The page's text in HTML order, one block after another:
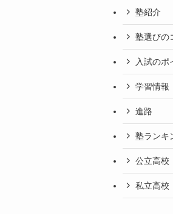
塾紹介
塾選びの
入試のポ
学習情報
進路
塾ランキ
公立高校
私立高校